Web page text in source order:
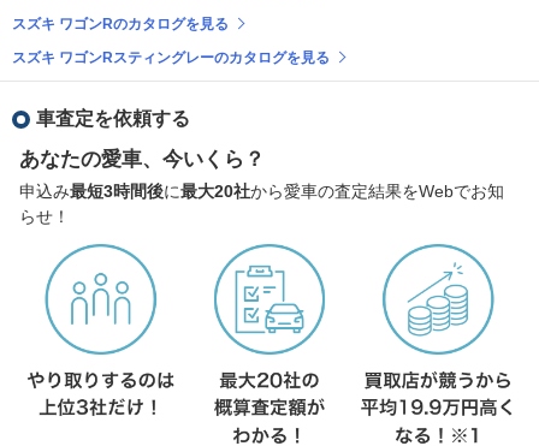
スズキ ワゴンRのカタログを見る
スズキ ワゴンRスティングレーのカタログを見る
車査定を依頼する
あなたの愛車、今いくら？
申込み最短3時間後に最大20社から愛車の査定結果をWebでお知
らせ！